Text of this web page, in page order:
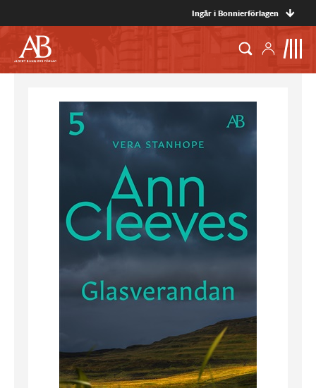
Ingår i Bonnierförlagen